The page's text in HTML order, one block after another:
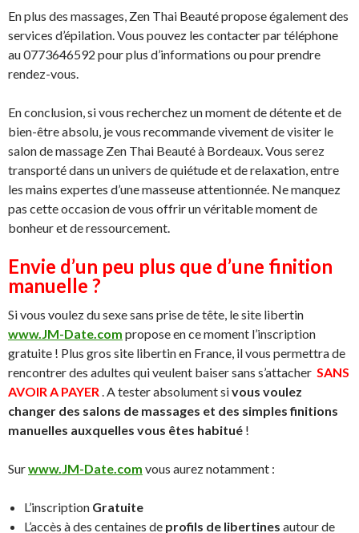
En plus des massages, Zen Thai Beauté propose également des
services d’épilation. Vous pouvez les contacter par téléphone
au 0773646592 pour plus d’informations ou pour prendre
rendez-vous.
En conclusion, si vous recherchez un moment de détente et de
bien-être absolu, je vous recommande vivement de visiter le
salon de massage Zen Thai Beauté à Bordeaux. Vous serez
transporté dans un univers de quiétude et de relaxation, entre
les mains expertes d’une masseuse attentionnée. Ne manquez
pas cette occasion de vous offrir un véritable moment de
bonheur et de ressourcement.
Envie d’un peu plus que d’une finition
manuelle ?
Si vous voulez du sexe sans prise de tête, le site libertin
www.JM-Date.com propose en ce moment l’inscription
gratuite ! Plus gros site libertin en France, il vous permettra de
rencontrer des adultes qui veulent baiser sans s’attacher SANS
AVOIR A PAYER. A tester absolument sivous voulez
changer des salons de massages et des simples finitions
manuelles auxquelles vous êtes habitué !
Surwww.JM-Date.com vous aurez notamment :
L’inscription Gratuite
L’accès à des centaines de profils de libertines autour de